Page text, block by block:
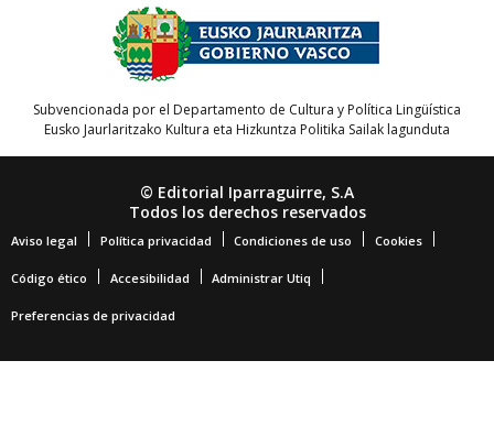
Subvencionada por el Departamento de Cultura y Política Lingüística
Eusko Jaurlaritzako Kultura eta Hizkuntza Politika Sailak lagunduta
© Editorial Iparraguirre, S.A
Todos los derechos reservados
Aviso legal Política privacidad Condiciones de uso Cookies
Código ético Accesibilidad Administrar Utiq
Preferencias de privacidad